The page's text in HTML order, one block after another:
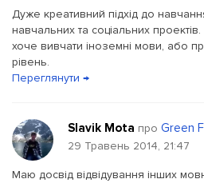
Дуже креативний підхід до
навчальних та соціальних
хоче вивчати іноземні мови, або
рівень.
Переглянути →
Slavik Mota про Green
29 Травень 2014, 21:47
Маю досвід відвідування інших